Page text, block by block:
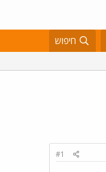
חיפוש
#1